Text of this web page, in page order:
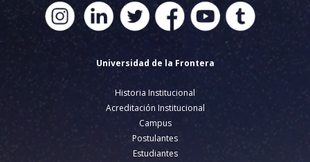
Universidad de la Frontera
Historia Institucional
Acreditación Institucional
Campus
Postulantes
Estudiantes